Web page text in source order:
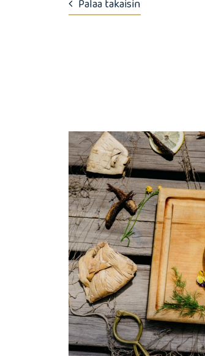
Palaa takaisin